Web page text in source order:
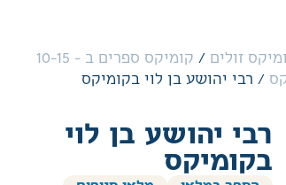
זולים /
קומיקס ספרים ב - 10-15
/ רבי יהושע בן לוי בקומיקס
רבי יהושע בן לוי
בקומיקס